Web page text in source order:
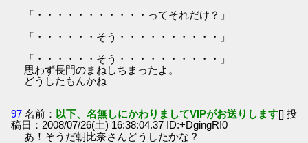
「・・・・・・・・・・・ってそれだけ？」
「・・・・・・そう・・・・・・・・・・」
「・・・・・・そう・・・・・・・・・・」
思わず長門のまねしちまったよ。
どうしたもんかね
97 名前： 以下、名無しにかわりましてVIPがお送りします[] 投
稿日：2008/07/26(土) 16:38:04.37 ID:+DgingRI0
あ！そうだ朝比奈さんどうしたかな？